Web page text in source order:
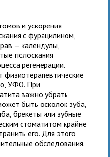
и ускорения
с фурацилином,
— календулы,
полоскания
регенерации.
физиотерапевтические
УФО. При
важно убрать
быть осколок зуба,
брекеты или зубные
стоматитом крайне
его. Для этого
обследования.